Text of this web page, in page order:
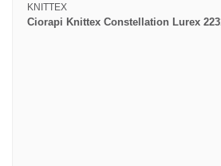
KNITTEX
Ciorapi Knittex Constellation Lurex